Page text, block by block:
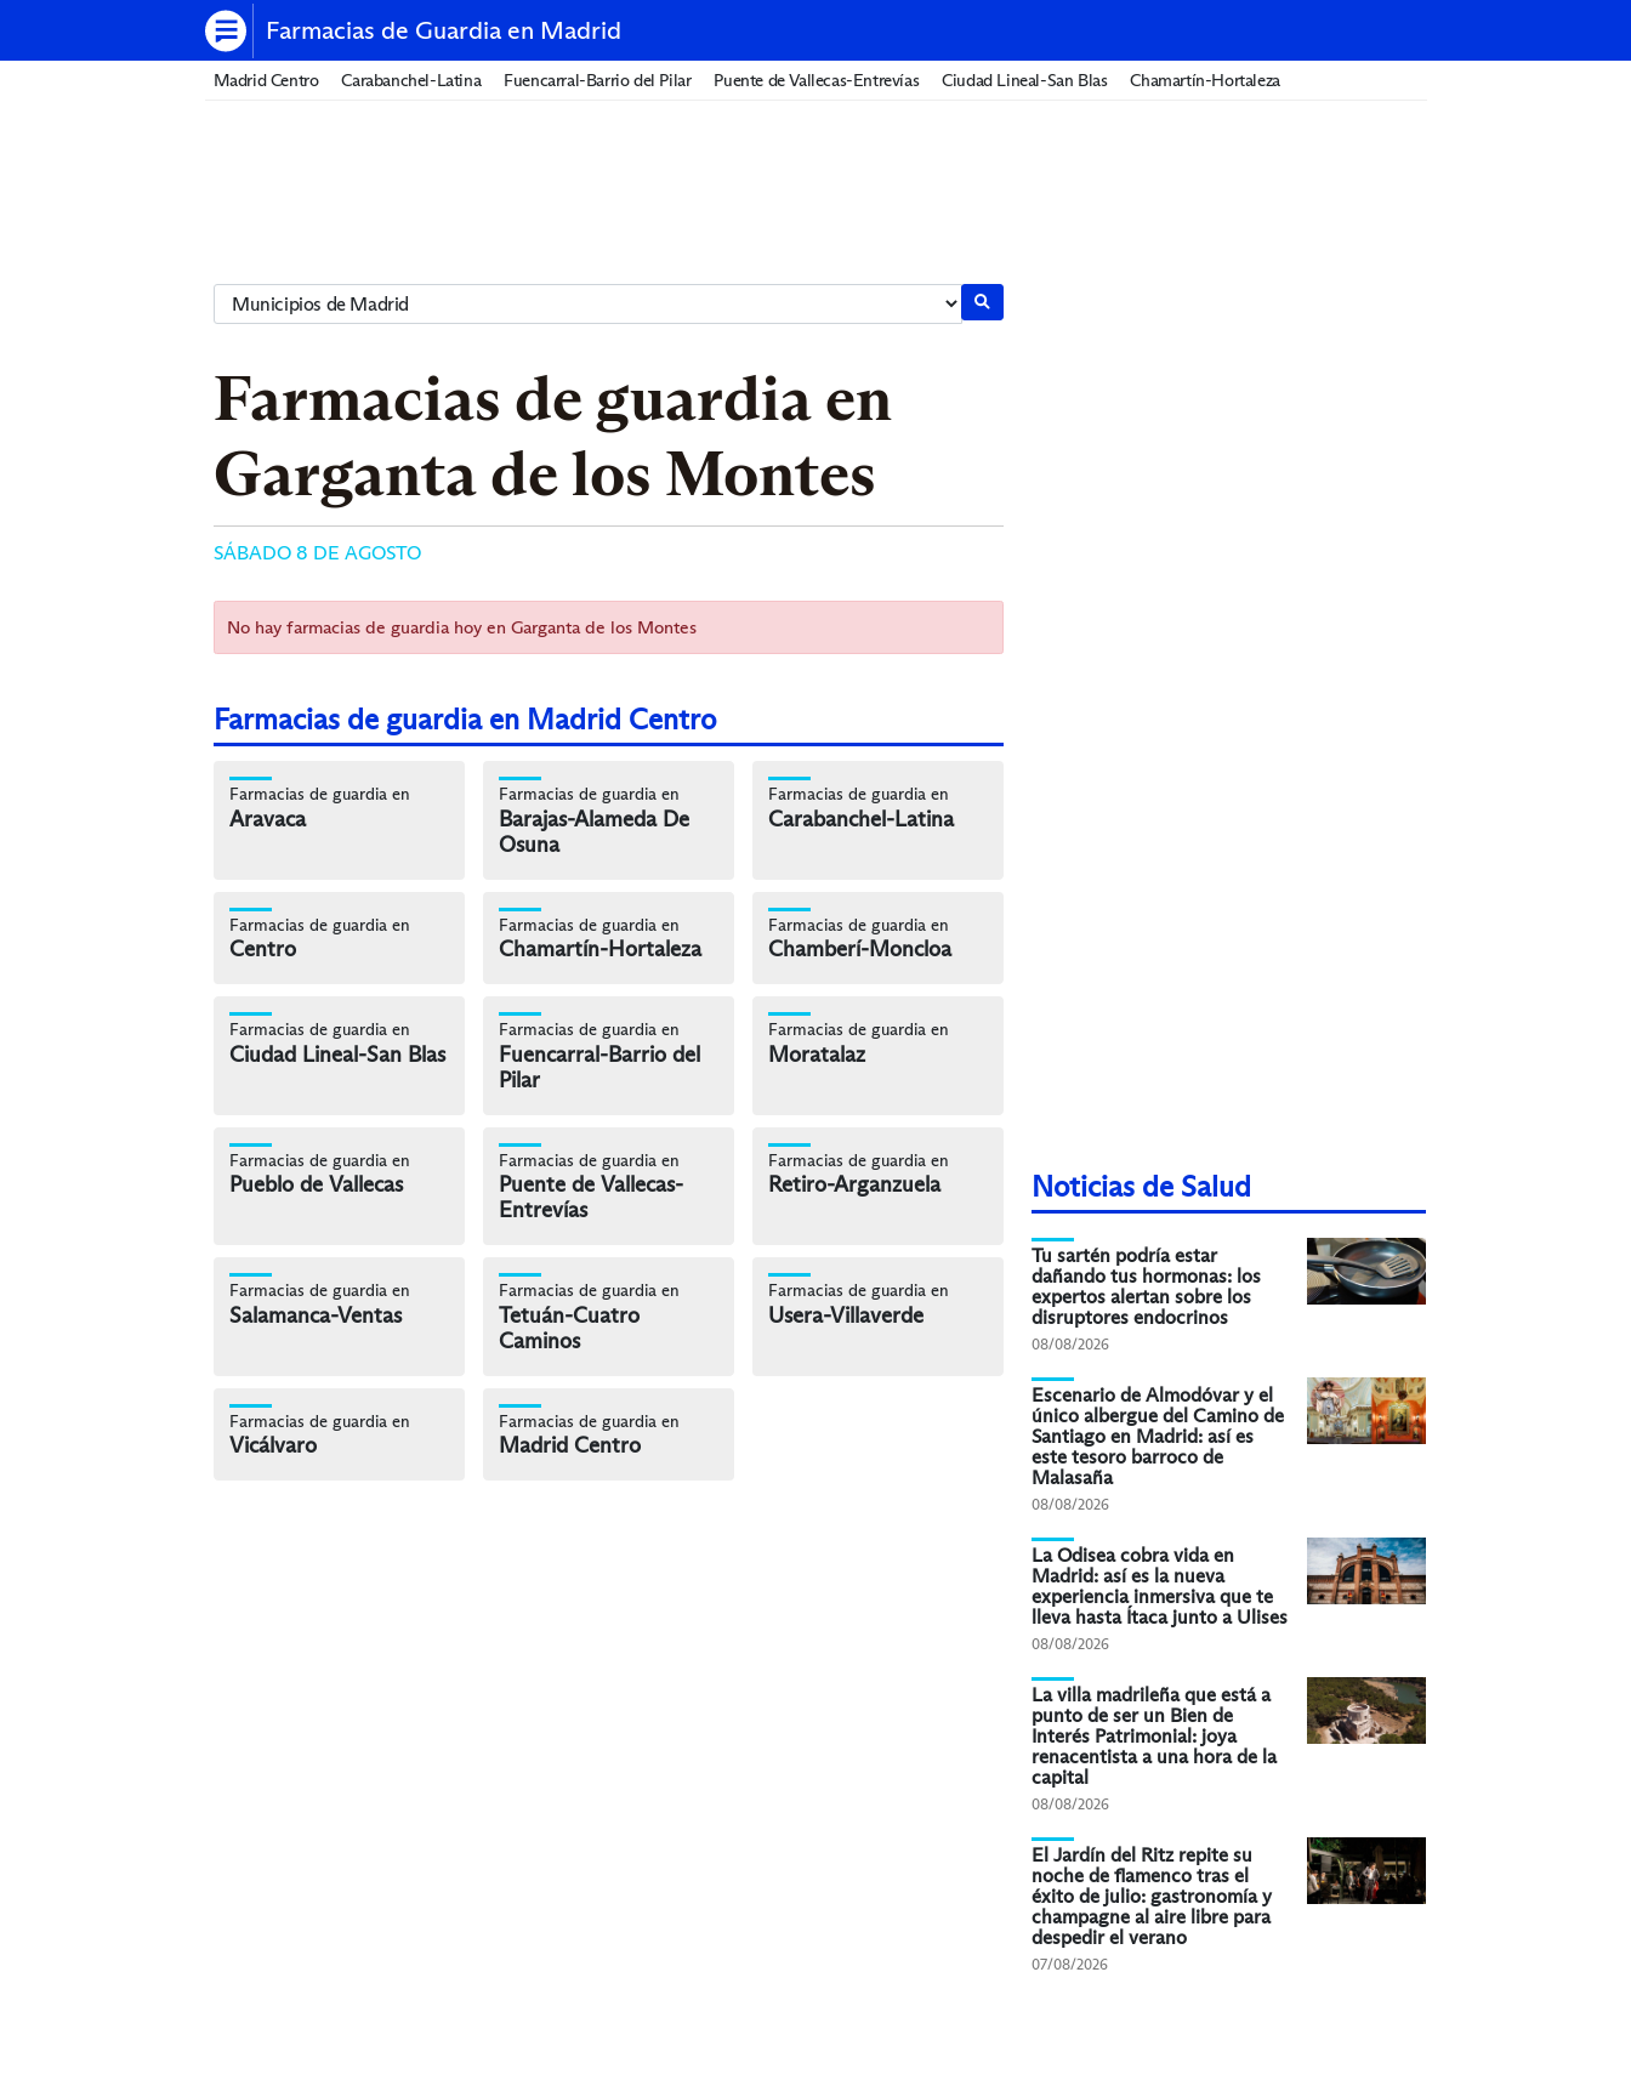
Farmacias de Guardia en Madrid
Madrid Centro Carabanchel-Latina Fuencarral-Barrio del Pilar Puente de Vallecas-Entrevías Ciudad Lineal-San Blas Chamartín-Hortaleza
Farmacias de guardia en
Garganta de los Montes
SÁBADO 8 DE AGOSTO
No hay farmacias de guardia hoy en Garganta de los Montes
Farmacias de guardia en Madrid Centro
Farmacias de guardia en
Aravaca
Farmacias de guardia en
Barajas-Alameda De
Osuna
Farmacias de guardia en
Carabanchel-Latina
Farmacias de guardia en
Centro
Farmacias de guardia en
Chamartín-Hortaleza
Farmacias de guardia en
Chamberí-Moncloa
Farmacias de guardia en
Ciudad Lineal-San Blas
Farmacias de guardia en
Fuencarral-Barrio del
Pilar
Farmacias de guardia en
Moratalaz
Farmacias de guardia en
Pueblo de Vallecas
Farmacias de guardia en
Puente de Vallecas-
Entrevías
Farmacias de guardia en
Retiro-Arganzuela
Farmacias de guardia en
Salamanca-Ventas
Farmacias de guardia en
Tetuán-Cuatro
Caminos
Farmacias de guardia en
Usera-Villaverde
Farmacias de guardia en
Vicálvaro
Farmacias de guardia en
Madrid Centro
Noticias de Salud
Tu sartén podría estar
dañando tus hormonas: los
expertos alertan sobre los
disruptores endocrinos
08/08/2026
Escenario de Almodóvar y el
único albergue del Camino de
Santiago en Madrid: así es
este tesoro barroco de
Malasaña
08/08/2026
La Odisea cobra vida en
Madrid: así es la nueva
experiencia inmersiva que te
lleva hasta Ítaca junto a Ulises
08/08/2026
La villa madrileña que está a
punto de ser un Bien de
Interés Patrimonial: joya
renacentista a una hora de la
capital
08/08/2026
El Jardín del Ritz repite su
noche de flamenco tras el
éxito de julio: gastronomía y
champagne al aire libre para
despedir el verano
07/08/2026